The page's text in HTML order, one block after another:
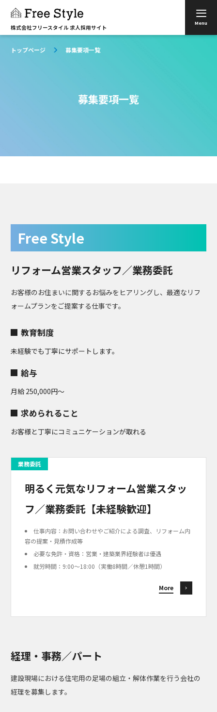
content
Menu
トップページ 募集要項一覧
募集要項一覧
Free Style
リフォーム営業スタッフ／業務委託
お客様のお住まいに関するお悩みをヒアリングし、最適なリフ
ォームプランをご提案する仕事です。
教育制度
未経験でも丁寧にサポートします。
給与
月給 250,000円～
求められること
お客様と丁寧にコミュニケーションが取れる
業務委託
明るく元気なリフォーム営業スタッ
フ／業務委託【未経験歓迎】
仕事内容：お問い合わせやご紹介による調査、リフォーム内
容の提案・見積作成等
必要な免許・資格：営業・建築業界経験者は優遇
就労時間：9:00〜18:00（実働8時間／休憩1時間）
More
経理・事務／パート
建設現場における住宅用の足場の組立・解体作業を行う会社の
経理を募集します。